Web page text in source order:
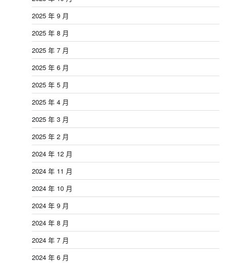
2025 年 9 月
2025 年 8 月
2025 年 7 月
2025 年 6 月
2025 年 5 月
2025 年 4 月
2025 年 3 月
2025 年 2 月
2024 年 12 月
2024 年 11 月
2024 年 10 月
2024 年 9 月
2024 年 8 月
2024 年 7 月
2024 年 6 月